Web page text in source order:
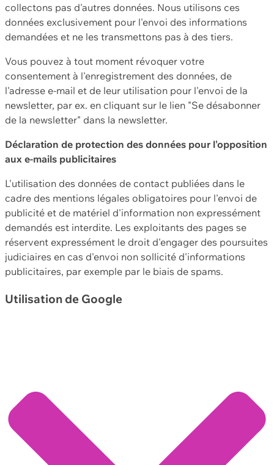
collectons pas d'autres données. Nous utilisons ces
données exclusivement pour l'envoi des informations
demandées et ne les transmettons pas à des tiers.
Vous pouvez à tout moment révoquer votre
consentement à l'enregistrement des données, de
l'adresse e-mail et de leur utilisation pour l'envoi de la
newsletter, par ex. en cliquant sur le lien "Se désabonner
de la newsletter" dans la newsletter.
Déclaration de protection des données pour l'opposition
aux e-mails publicitaires
L'utilisation des données de contact publiées dans le
cadre des mentions légales obligatoires pour l'envoi de
publicité et de matériel d'information non expressément
demandés est interdite. Les exploitants des pages se
réservent expressément le droit d'engager des poursuites
judiciaires en cas d'envoi non sollicité d'informations
publicitaires, par exemple par le biais de spams.
Utilisation de Google